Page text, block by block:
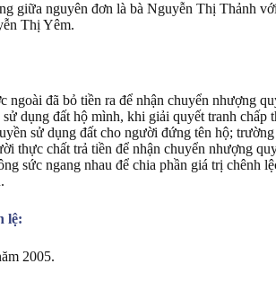
giữa nguyên đơn là bà Nguyễn Thị Thảnh
Thị Yêm.
đã bỏ tiền ra để nhận chuyển nhượng
dụng đất hộ mình, khi giải quyết tranh chấp
sử dụng đất cho người đứng tên hộ;
thực chất trả tiền để nhận chuyển nhượng
sức ngang nhau để chia phần giá trị chênh
lệ:
2005.